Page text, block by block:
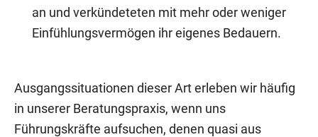
an und verkündeteten mit mehr oder weniger
Einfühlungsvermögen ihr eigenes Bedauern.
Ausgangssituationen dieser Art erleben wir häufig
in unserer Beratungspraxis, wenn uns
Führungskräfte aufsuchen, denen quasi aus